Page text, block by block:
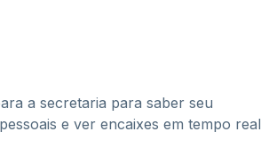
a secretaria para saber seu
e ver encaixes em tempo real